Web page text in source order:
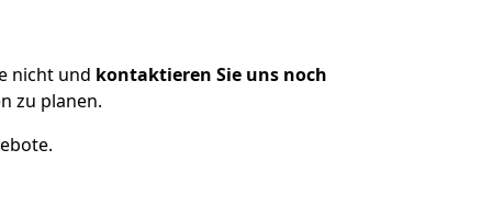
nicht und kontaktieren Sie uns noch
zu planen.